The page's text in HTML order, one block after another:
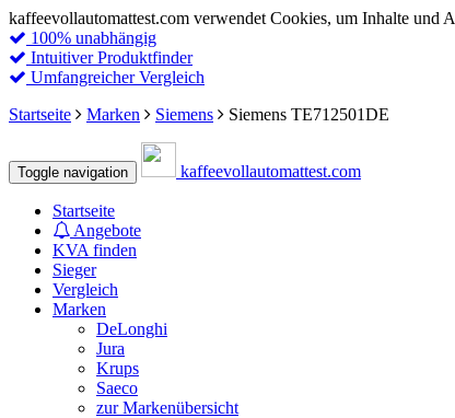
kaffeevollautomattest.com verwendet Cookies, um Inhalte und
100% unabhängig
Intuitiver Produktfinder
Umfangreicher Vergleich
Startseite
Marken Siemens Siemens TE712501DE
Toggle navigation kaffeevollautomattest.com
Startseite
Angebote
KVA finden
Sieger
Vergleich
Marken
DeLonghi
Jura
Krups
Saeco
zur Markenübersicht